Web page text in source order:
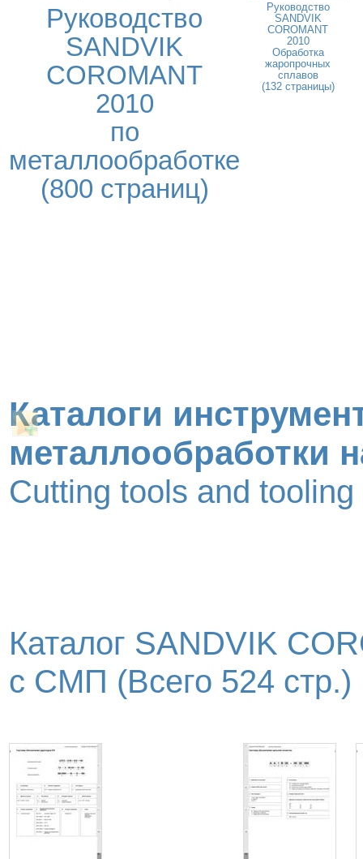
Руководство
SANDVIK
COROMANT
2010
по
металлообработке
(800 страниц)
Руководство
SANDVIK
COROMANT
2010
Обработка
жаропрочных
сплавов
(132 страницы)
Каталоги
металлообработки
Cutting tools and
Каталог SANDVIK
с СМП (Всего 524 стр.)